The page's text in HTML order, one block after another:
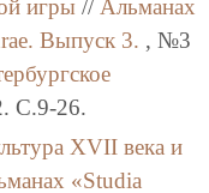
игры// Альманах
Выпуск 3. , №3
C.9-26.
XVII века и
«Studia